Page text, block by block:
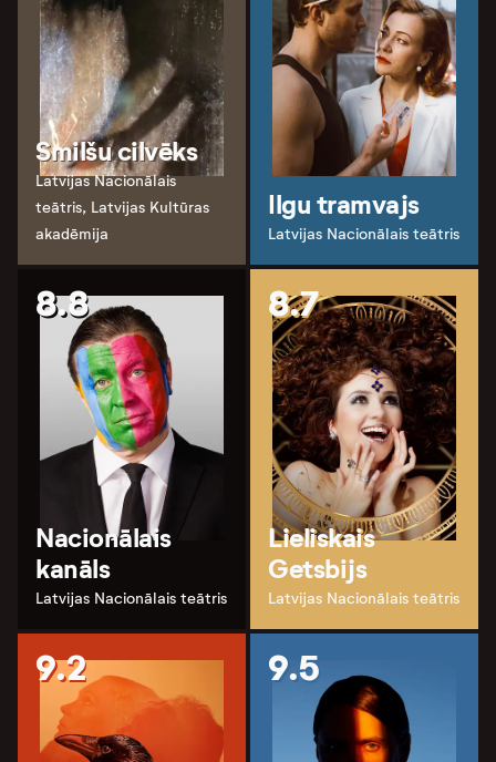
Smilšu cilvēks
Latvijas Nacionālais
teātris, Latvijas Kultūras
akadēmija
Ilgu tramvajs
Latvijas Nacionālais teātris
8.8
Nacionālais
kanāls
Latvijas Nacionālais teātris
8.7
Lieliskais
Getsbijs
Latvijas Nacionālais teātris
9.2 9.5